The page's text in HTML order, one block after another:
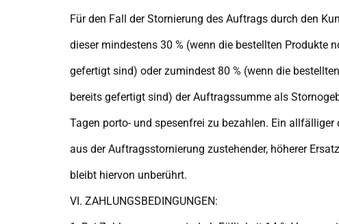
Für den Fall der Stornierung des Auftrags durch den
dieser mindestens 30 % (wenn die bestellten Produkte
gefertigt sind) oder zumindest 80 % (wenn die
bereits gefertigt sind) der Auftragssumme als
Tagen porto- und spesenfrei zu bezahlen. Ein allfälliger
aus der Auftragsstornierung zustehender, höherer
bleibt hiervon unberührt.
VI. ZAHLUNGSBEDINGUNGEN: